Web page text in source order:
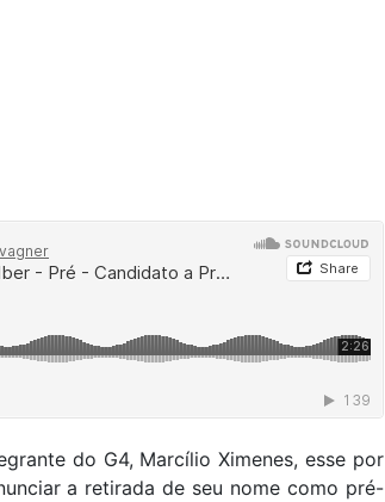
do G4, Marcílio Ximenes, esse por
a retirada de seu nome como pré-